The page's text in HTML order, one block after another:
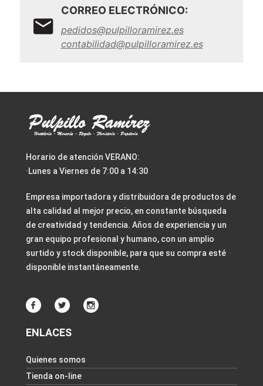
CORREO ELECTRÓNICO:
pedidos@pulpilloramirez.es
contabilidad@pulpilloramirez.es
Horario de atención VERANO:
·Lunes a Viernes de 7:00 a 14:30
Empresa importadora y distribuidora de productos de
alta calidad al mejor precio, en constante búsqueda
de creatividad y tendencia. Años de experiencia y un
gran equipo profesional y humano, con un amplio
surtido y stock disponible, para que su compra esté
disponible instantáneamente.
ENLACES
Quienes somos
Tienda on-line